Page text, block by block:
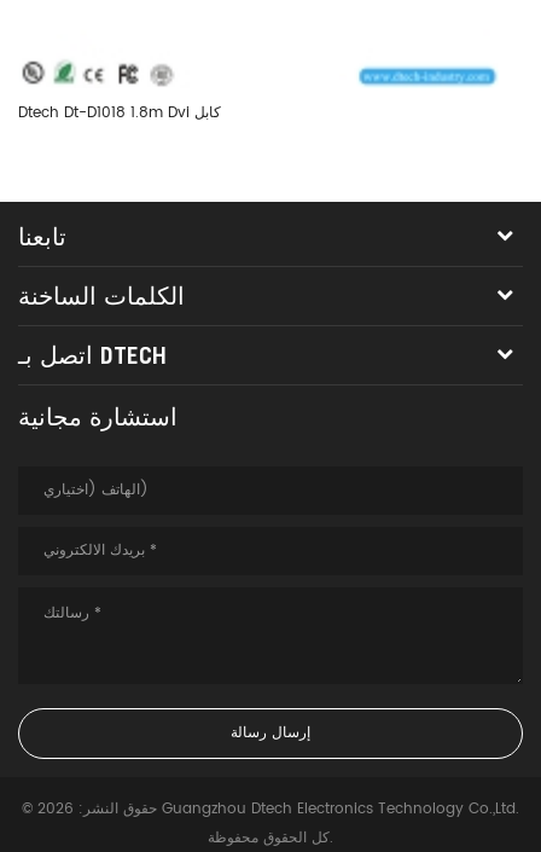
Dtech Dt-D1018 1.8m Dvi كابل
تابعنا
الكلمات الساخنة
اتصل بـ DTECH
استشارة مجانية
© حقوق النشر: 2026 Guangzhou Dtech Electronics Technology Co.,Ltd.
كل الحقوق محفوظة.